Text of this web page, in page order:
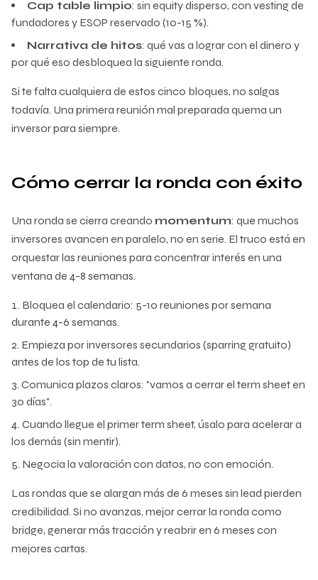
Cap table limpio: sin equity disperso, con vesting de
fundadores y ESOP reservado (10-15 %).
Narrativa de hitos: qué vas a lograr con el dinero y
por qué eso desbloquea la siguiente ronda.
Si te falta cualquiera de estos cinco bloques, no salgas
todavía. Una primera reunión mal preparada quema un
inversor para siempre.
Cómo cerrar la ronda con éxito
Una ronda se cierra creando momentum: que muchos
inversores avancen en paralelo, no en serie. El truco está en
orquestar las reuniones para concentrar interés en una
ventana de 4-8 semanas.
Bloquea el calendario: 5-10 reuniones por semana
durante 4-6 semanas.
Empieza por inversores secundarios (sparring gratuito)
antes de los top de tu lista.
Comunica plazos claros: "vamos a cerrar el term sheet en
30 días".
Cuando llegue el primer term sheet, úsalo para acelerar a
los demás (sin mentir).
Negocia la valoración con datos, no con emoción.
Las rondas que se alargan más de 6 meses sin lead pierden
credibilidad. Si no avanzas, mejor cerrar la ronda como
bridge, generar más tracción y reabrir en 6 meses con
mejores cartas.